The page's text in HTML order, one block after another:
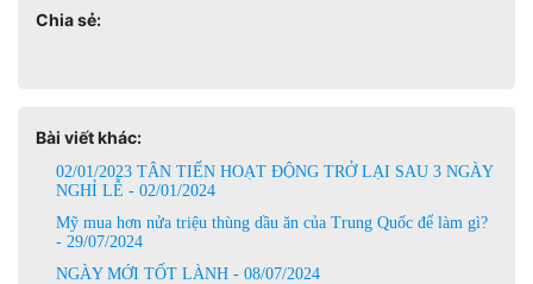
Chia sẻ:
Bài viết khác:
02/01/2023 TÂN TIẾN HOẠT ĐỘNG TRỞ LẠI SAU 3 NGÀY
NGHỈ LỄ - 02/01/2024
Mỹ mua hơn nửa triệu thùng dầu ăn của Trung Quốc để làm gì?
- 29/07/2024
NGÀY MỚI TỐT LÀNH - 08/07/2024